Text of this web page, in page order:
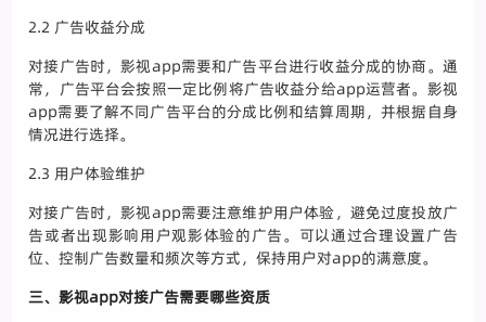
2.2 广告收益分成
对接广告时，影视app需要和广告平台进行收益分成的协商。通
常，广告平台会按照一定比例将广告收益分给app运营者。影视
app需要了解不同广告平台的分成比例和结算周期，并根据自身
情况进行选择。
2.3 用户体验维护
对接广告时，影视app需要注意维护用户体验，避免过度投放广
告或者出现影响用户观影体验的广告。可以通过合理设置广告
位、控制广告数量和频次等方式，保持用户对app的满意度。
三、影视app对接广告需要哪些资质